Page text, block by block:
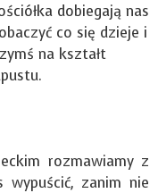
dobiegają nas
co się dzieje i
na kształt
rozmawiamy z
wypuścić, zanim nie